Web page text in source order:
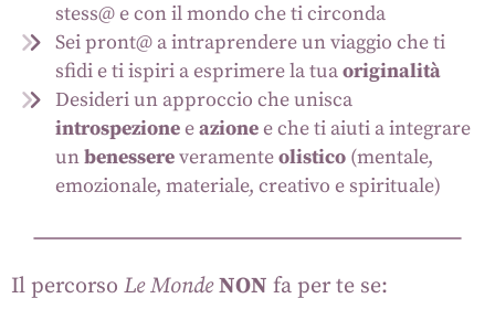
stess@ e con il mondo che ti circonda
Sei pront@ a intraprendere un viaggio che ti
sfidi e ti ispiri a esprimere la tuaoriginalità
Desideri un approccio che unisca
introspezione eazione e che ti aiuti a integrare
unbenessereveramenteolistico (mentale,
emozionale, materiale, creativo e spirituale)
Il percorso Le MondeNON fa per te se: